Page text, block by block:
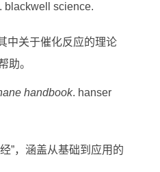
blackwell science.
中关于催化反应的理论
助。
handbook. hanser
”，涵盖从基础到应用的